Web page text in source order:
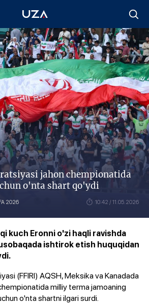
jahon chempionatida
o'nta shart qo'ydi
2026 10:42 / 11.05.2026
kuch Eronni o'zi haqli ravishda
ishtirok etish huquqidan
(FFIRI) AQSH, Meksika va Kanadada
milliy terma jamoaning
o'nta shartni ilgari surdi.